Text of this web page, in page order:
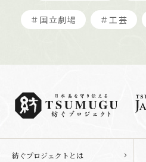
＃国立劇場 ＃工芸
紡ぐプロジェクトとは